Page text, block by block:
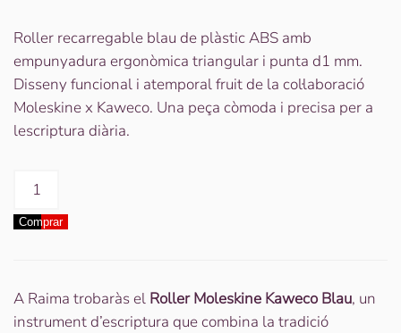
Roller recarregable blau de plàstic ABS amb
empunyadura ergonòmica triangular i punta d1 mm.
Disseny funcional i atemporal fruit de la col·laboració
Moleskine x Kaweco. Una peça còmoda i precisa per a
lescriptura diària.
quantitat
Roller
Blau
Comprar
A Raima trobaràs el Roller Moleskine Kaweco Blau, un
instrument d’escriptura que combina la tradició